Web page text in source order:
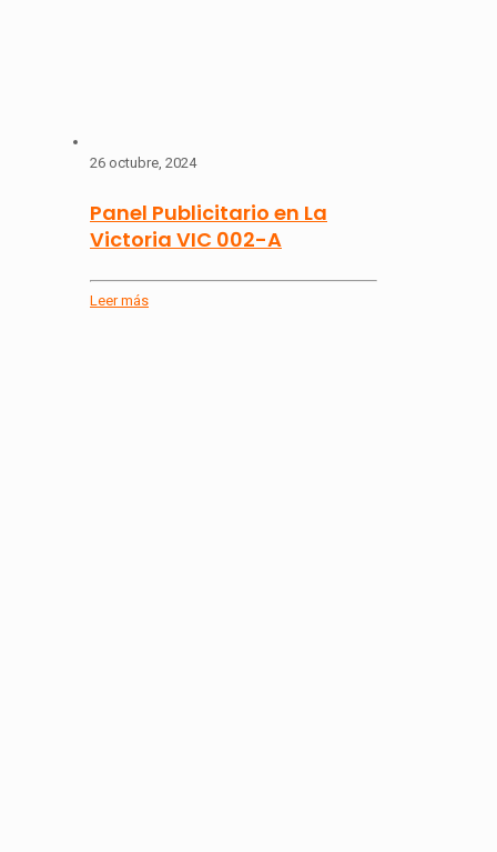
26 octubre, 2024
Panel Publicitario en La
Victoria VIC 002-A
Leer más